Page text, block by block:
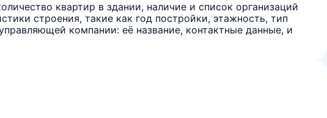
квартир в здании, наличие и список организаций
строения, такие как год постройки, этажность, тип
компании: её название, контактные данные, и